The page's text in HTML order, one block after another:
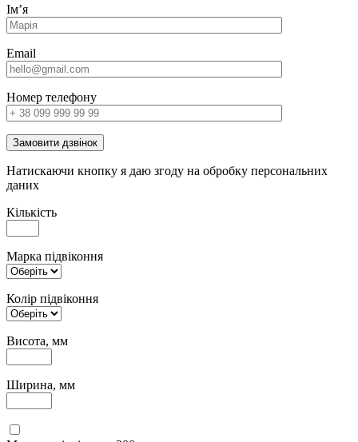
Імʼя
Email
Номер телефону
Замовити дзвінок
Натискаючи кнопку я даю згоду на обробку персональних
даних
Кількість
Марка підвіконня
Колір підвіконня
Висота, мм
Ширина, мм